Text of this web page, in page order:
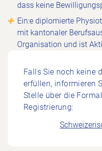
dass keine
Ein:e diplomierte
mit kantonaler
Organisation und ist
Falls Sie noch keine
erfüllen, informieren
Stelle über die
Registrierung: